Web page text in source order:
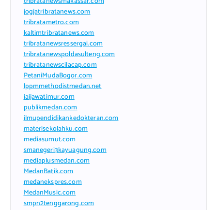
jogjatribratanews.com
tribratametro.com
kaltimtribratanews.com
tribratanewsressergai.com
tribratanewspoldasulteng.com
tribratanewscilacap.com
PetaniMudaBogor.com
lppmmethodistmedan.net
iaijawatimur.com
publikmedan.com
ilmupendidikankedokteran.com
materisekolahku.com
mediasumut.com
smanegeri3kayuagung.com
mediaplusmedan.com
MedanBatik.com
medanekspres.com
MedanMusic.com
smpn2tenggarong.com